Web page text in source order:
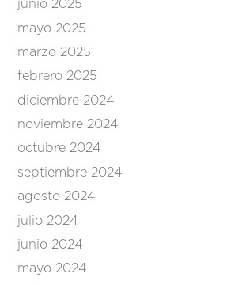
junio 2025
mayo 2025
marzo 2025
febrero 2025
diciembre 2024
noviembre 2024
octubre 2024
septiembre 2024
agosto 2024
julio 2024
junio 2024
mayo 2024